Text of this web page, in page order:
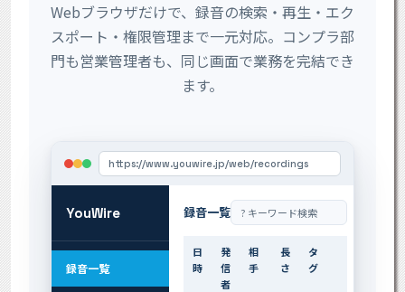
Webブラウザだけで、録音の検索・再生・エク
スポート・権限管理まで一元対応。コンプラ部
門も営業管理者も、同じ画面で業務を完結でき
ます。
https://www.youwire.jp/web/recordings
YouWire
録音一覧
録音一覧 ? キーワード検索
日
時
発
信
者
相
手
長
さ
タ
グ